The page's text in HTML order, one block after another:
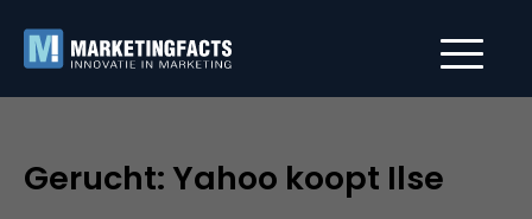
Gerucht: Yahoo koopt Ilse